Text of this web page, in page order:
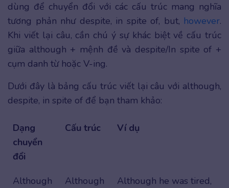
dùng để chuyển đổi với các cấu trúc mang nghĩa
tương phản như despite, in spite of, but, however.
Khi viết lại câu, cần chú ý sự khác biệt về cấu trúc
giữa although + mệnh đề và despite/In spite of +
cụm danh từ hoặc V-ing.
Dưới đây là bảng cấu trúc viết lại câu với although,
despite, in spite of để bạn tham khảo:
Dạng
chuyển
đổi
Cấu trúc Ví dụ
Although
Although
Although he was tired,